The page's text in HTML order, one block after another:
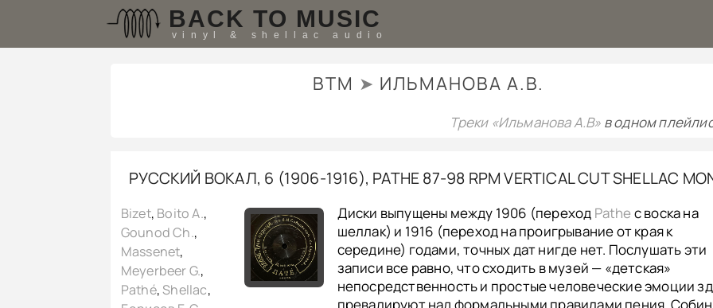
BACK TO MUSIC
vinyl & shellac audio
BTM ➤ ИЛЬМАНОВА А.В.
Треки «Ильманова А.В» в одном
РУССКИЙ ВОКАЛ, 6 (1906-1916), PATHE 87-98 RPM VERTICAL CUT SHELLAC
Bizet, Boito A.,
Gounod Ch.,
Massenet,
Meyerbeer G.,
Pathé,Shellac,
Диски выпущены между 1906 (переход Pathe с воска на
шеллак) и 1916 (переход на проигрывание от края к
середине) годами, точных дат нигде нет. Послушать эти
записи все равно, что сходить в музей — «детская»
непосредственность и простые человеческие эмоции